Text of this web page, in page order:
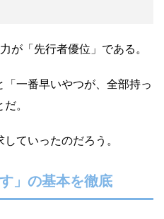
が「先行者優位」である。
一番早いやつが、全部持っ
。
ていったのだろう。
」の基本を徹底